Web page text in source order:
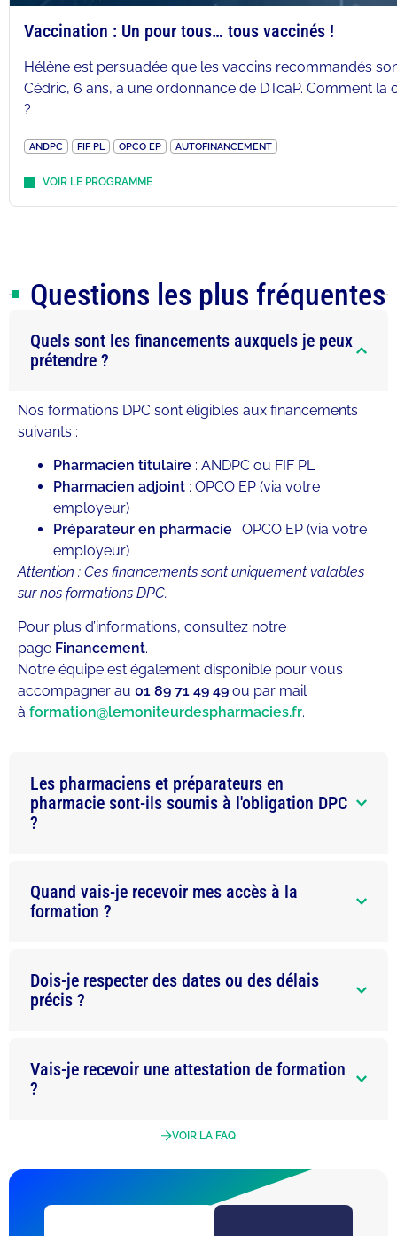
Vaccination : Un pour tous… tous vaccinés !
Hélène est persuadée que les vaccins recommandés
Cédric, 6 ans, a une ordonnance de DTcaP. Comment
?
ANDPC FIF PL OPCO EP AUTOFINANCEMENT
VOIR LE PROGRAMME
Questions les plus fréquentes
Quels sont les financements auxquels je peux
prétendre ?
Nos formations DPC sont éligibles aux financements
suivants :
Pharmacien titulaire : ANDPC ou FIF PL
Pharmacien adjoint : OPCO EP (via votre
employeur)
Préparateur en pharmacie : OPCO EP (via votre
employeur)
Attention : Ces financements sont uniquement valables
sur nos formations DPC.
Pour plus d’informations, consultez notre
page Financement.
Notre équipe est également disponible pour vous
accompagner au 01 89 71 49 49 ou par mail
à formation@lemoniteurdespharmacies.fr.
Les pharmaciens et préparateurs en
pharmacie sont-ils soumis à l'obligation DPC
?
Quand vais-je recevoir mes accès à la
formation ?
Dois-je respecter des dates ou des délais
précis ?
Vais-je recevoir une attestation de formation
?
VOIR LA FAQ